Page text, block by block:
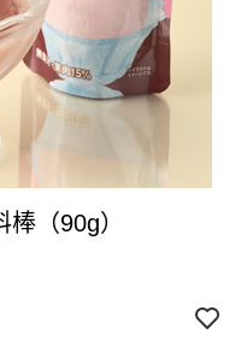
（90g）